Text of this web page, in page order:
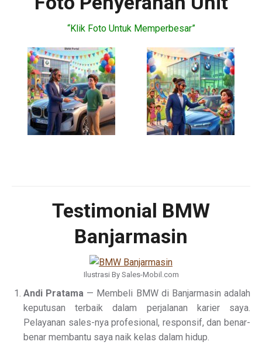
“Klik Foto Untuk Memperbesar”
Testimonial BMW
Banjarmasin
Ilustrasi By Sales-Mobil.com
Andi Pratama — Membeli BMW di Banjarmasin adalah
keputusan terbaik dalam perjalanan karier saya.
Pelayanan sales-nya profesional, responsif, dan benar-
benar membantu saya naik kelas dalam hidup.